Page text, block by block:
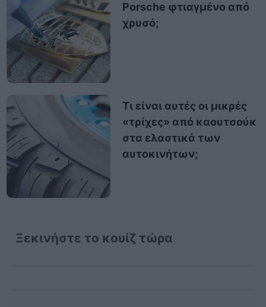
Porsche φτιαγμένο από
χρυσό;
Τι είναι αυτές οι μικρές
«τρίχες» από καουτσούκ
στα ελαστικά των
αυτοκινήτων;
Ξεκινήστε το κουίζ τώρα